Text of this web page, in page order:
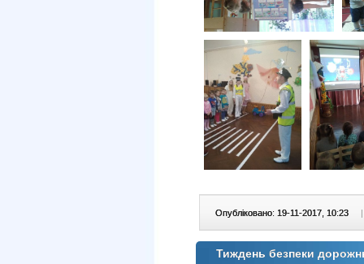
Опубліковано: 19-11-2017, 10:23 |
Тиждень безпеки